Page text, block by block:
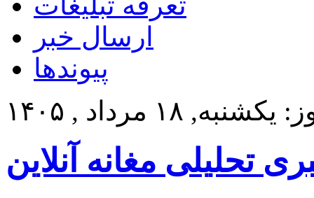
ارسال خبر
پیوندها
۱۸ مرداد , ۱۴۰۵
تحلیلی مغانه آنلاین